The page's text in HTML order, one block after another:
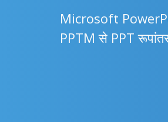
Microsoft
PPTM से PPT